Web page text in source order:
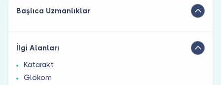
Başlıca Uzmanlıklar
İlgi Alanları
Katarakt
Glokom